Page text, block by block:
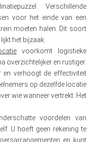
Verschillende
voor het einde van een
moeten halen. Dit soort
het bijzaak.
voorkomt logistieke
overzichtelijker en rustiger.
en verhoogt de effectiviteit
op dezelfde locatie
wie wanneer vertrekt. Het
voordelen van
U hoeft geen rekening te
en kunt